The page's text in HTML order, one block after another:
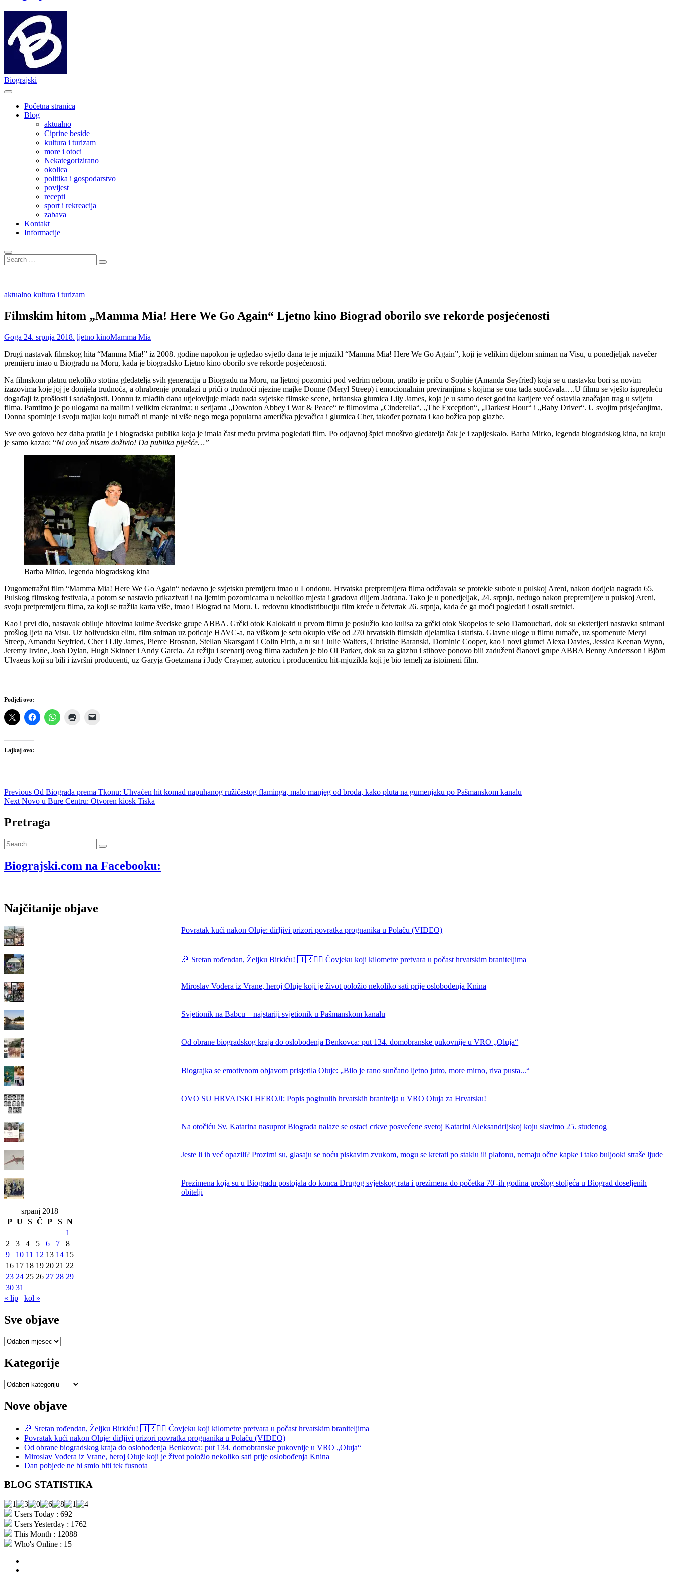
Biograjski
Početna stranica
Blog
aktualno
Ciprine beside
kultura i turizam
more i otoci
Nekategorizirano
okolica
politika i gospodarstvo
povijest
recepti
sport i rekreacija
zabava
Kontakt
Informacije
Search
…
aktualno kultura i turizam
Filmskim hitom „Mamma Mia! Here We Go Again“ Ljetno kino Biograd oborilo sve rekorde posjećenosti
Goga 24. srpnja 2018. ljetno kinoMamma Mia
Drugi nastavak filmskog hita “Mamma Mia!” iz 2008. godine napokon je ugledao svjetlo dana te je mjuzikl “Mamma Mia! Here We Go Again”, koji je velikim dijelom sniman na Visu, u ponedjeljak navečer
premijeru imao u Biogradu na Moru, kada je biogradsko Ljetno kino oborilo sve rekorde posjećenosti.
Na filmskom platnu nekoliko stotina gledatelja svih generacija u Biogradu na Moru, na ljetnoj pozornici pod vedrim nebom, pratilo je priču o Sophie (Amanda Seyfried) koja se u nastavku bori sa novim
izazovima koje joj je donijela trudnoća, a ohrabrenje pronalazi u priči o trudnoći njezine majke Donne (Meryl Streep) i emocionalnim previranjima s kojima se ona tada suočavala….U filmu se vješto isprepleću
događaji iz prošlosti i sadašnjosti. Donnu iz mlađih dana utjelovljuje mlada nada svjetske filmske scene, britanska glumica Lily James, koja je u samo deset godina karijere već ostavila značajan trag u svijetu
filma. Pamtimo je po ulogama na malim i velikim ekranima; u serijama „Downton Abbey i War & Peace“ te filmovima „Cinderella“, „The Exception“, „Darkest Hour“ i „Baby Driver“. U svojim prisjećanjima,
Donna spominje i svoju majku koju tumači ni manje ni više nego mega popularna američka pjevačica i glumica Cher, također poznata i kao božica pop glazbe.
Sve ovo gotovo bez daha pratila je i biogradska publika koja je imala čast među prvima pogledati film. Po odjavnoj špici mnoštvo gledatelja čak je i zapljeskalo. Barba Mirko, legenda biogradskog kina, na kraju
je samo kazao: “Ni ovo još nisam doživio! Da publika plješće…”
Barba Mirko, legenda biogradskog kina
Dugometražni film “Mamma Mia! Here We Go Again“ nedavno je svjetsku premijeru imao u Londonu. Hrvatska pretpremijera filma održavala se protekle subote u pulskoj Areni, nakon dodjela nagrada 65.
Pulskog filmskog festivala, a potom se nastavio prikazivati i na ljetnim pozornicama u nekoliko mjesta i gradova diljem Jadrana. Tako je u ponedjeljak, 24. srpnja, nedugo nakon prepremijere u pulskoj Areni,
svoju pretpremijeru filma, za koji se tražila karta više, imao i Biograd na Moru. U redovnu kinodistribuciju film kreće u četvrtak 26. srpnja, kada će ga moći pogledati i ostali sretnici.
Kao i prvi dio, nastavak obiluje hitovima kultne švedske grupe ABBA. Grčki otok Kalokairi u prvom filmu je poslužio kao kulisa za grčki otok Skopelos te selo Damouchari, dok su eksterijeri nastavka snimani
prošlog ljeta na Visu. Uz holivudsku elitu, film sniman uz poticaje HAVC-a, na viškom je setu okupio više od 270 hrvatskih filmskih djelatnika i statista. Glavne uloge u filmu tumače, uz spomenute Meryl
Streep, Amandu Seyfried, Cher i Lily James, Pierce Brosnan, Stellan Skarsgard i Colin Firth, a tu su i Julie Walters, Christine Baranski, Dominic Cooper, kao i novi glumci Alexa Davies, Jessica Keenan Wynn,
Jeremy Irvine, Josh Dylan, Hugh Skinner i Andy Garcia. Za režiju i scenarij ovog filma zadužen je bio Ol Parker, dok su za glazbu i stihove ponovo bili zaduženi članovi grupe ABBA Benny Andersson i Björn
Ulvaeus koji su bili i izvršni producenti, uz Garyja Goetzmana i Judy Craymer, autoricu i producenticu hit-mjuzikla koji je bio temelj za istoimeni film.
Podjeli ovo:
Lajkaj ovo:
Navigacija
objava
Previous Previous
post:
Od Biograda prema Tkonu: Uhvaćen hit komad napuhanog ružičastog flaminga, malo manjeg od broda, kako pluta na gumenjaku po Pašmanskom kanalu
Next Next
Novo u Bure Centru: Otvoren kiosk Tiska
Pretraga
Search
…
Biograjski.com na Facebooku:
Najčitanije objave
Povratak kući nakon Oluje: dirljivi prizori povratka prognanika u Polaču (VIDEO)
🎉 Sretan rođendan, Željku Birkiću! 🇭🇷🏃‍♂️ Čovjeku koji kilometre pretvara u počast hrvatskim braniteljima
Miroslav Vođera iz Vrane, heroj Oluje koji je život položio nekoliko sati prije oslobođenja Knina
Svjetionik na Babcu – najstariji svjetionik u Pašmanskom kanalu
Od obrane biogradskog kraja do oslobođenja Benkovca: put 134. domobranske pukovnije u VRO „Oluja“
Biograjka se emotivnom objavom prisjetila Oluje: „Bilo je rano sunčano ljetno jutro, more mirno, riva pusta...“
OVO SU HRVATSKI HEROJI: Popis poginulih hrvatskih branitelja u VRO Oluja za Hrvatsku!
Na otočiću Sv. Katarina nasuprot Biograda nalaze se ostaci crkve posvećene svetoj Katarini Aleksandrijskoj koju slavimo 25. studenog
Jeste li ih već opazili? Prozirni su, glasaju se noću piskavim zvukom, mogu se kretati po staklu ili plafonu, nemaju očne kapke i tako buljooki straše ljude
Prezimena koja su u Biogradu postojala do konca Drugog svjetskog rata i prezimena do početka 70'-ih godina prošlog stoljeća u Biograd doseljenih
obitelji
srpanj 2018
P U S Č P S N
1
2
3 4 5 6 7
8
9
10 11 12 13 14 15
16 17 18 19 20 21 22
23 24 25 26 27 28 29
30 31
« lip
kol »
Sve objave
Sve
Kategorije
Kategorije
Nove objave
🎉 Sretan rođendan, Željku Birkiću! 🇭🇷🏃‍♂️ Čovjeku koji kilometre pretvara u počast hrvatskim braniteljima
Povratak kući nakon Oluje: dirljivi prizori povratka prognanika u Polaču (VIDEO)
Od obrane biogradskog kraja do oslobođenja Benkovca: put 134. domobranske pukovnije u VRO „Oluja“
Miroslav Vođera iz Vrane, heroj Oluje koji je život položio nekoliko sati prije oslobođenja Knina
Dan pobjede ne bi smio biti tek fusnota
BLOG STATISTIKA
Users Today : 692
Users Yesterday : 1762
This Month : 12088
Who's Online : 15